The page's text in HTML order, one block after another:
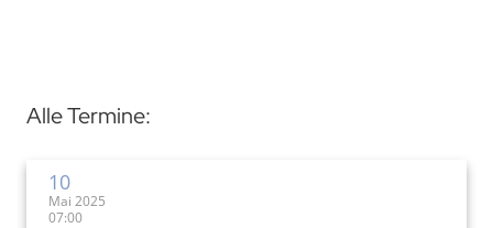
Alle Termine:
10
Mai 2025
07:00